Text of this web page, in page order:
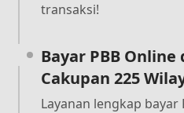
transaksi!
Bayar PBB Online
Cakupan 225
Layanan lengkap bayar